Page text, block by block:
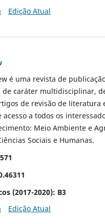
Edição Atual
é uma revista de
caráter multidisciplinar,
de revisão de literatura
a todos os
Meio Ambiente e
Sociais e Humanas.
(2017-2020): B3
Edição Atual